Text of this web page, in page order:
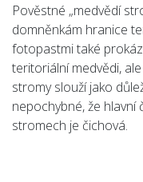
Pověstné „medvědí
domněnkám hranice
fotopastmi také
teritoriální medvědi,
stromy slouží jako
nepochybné, že
stromech je čichová.